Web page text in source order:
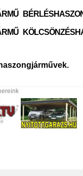
BÉRLÉS
KÖLCSÖNZÉS